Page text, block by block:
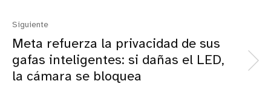
Siguiente
Meta refuerza la privacidad de sus
gafas inteligentes: si dañas el LED,
la cámara se bloquea